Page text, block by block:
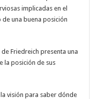
implicadas en el
una buena posición
Friedreich presenta una
la posición de sus
visión para saber dónde